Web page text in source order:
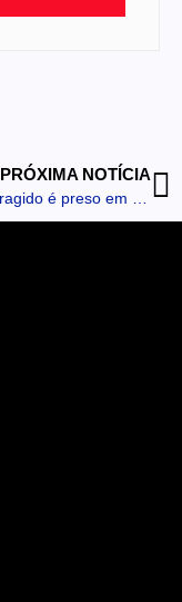
PRÓXIMA NOTÍCIA